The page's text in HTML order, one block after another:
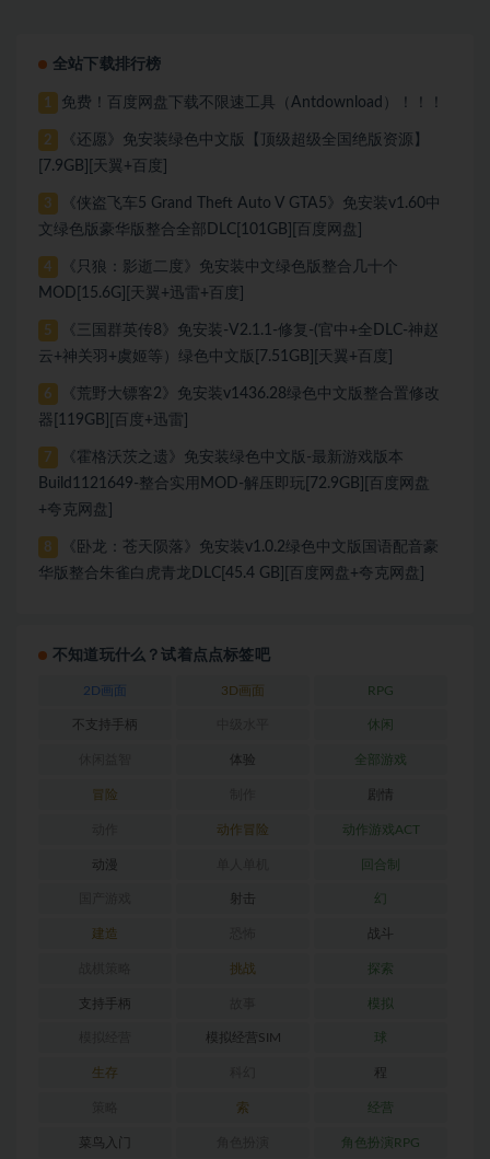
全站下载排行榜
1 免费！百度网盘下载不限速工具（Antdownload）！！！
2
《还愿》免安装绿色中文版【顶级超级全国绝版资源】
[7.9GB][天翼+百度]
3
《侠盗飞车5 Grand Theft Auto V GTA5》免安装v1.60中
文绿色版豪华版整合全部DLC[101GB][百度网盘]
4
《只狼：影逝二度》免安装中文绿色版整合几十个
MOD[15.6G][天翼+迅雷+百度]
5
《三国群英传8》免安装-V2.1.1-修复-(官中+全DLC-神赵
云+神关羽+虞姬等）绿色中文版[7.51GB][天翼+百度]
6
《荒野大镖客2》免安装v1436.28绿色中文版整合置修改
器[119GB][百度+迅雷]
7
《霍格沃茨之遗》免安装绿色中文版-最新游戏版本
Build1121649-整合实用MOD-解压即玩[72.9GB][百度网盘
+夸克网盘]
8
《卧龙：苍天陨落》免安装v1.0.2绿色中文版国语配音豪
华版整合朱雀白虎青龙DLC[45.4 GB][百度网盘+夸克网盘]
不知道玩什么？试着点点标签吧
2D画面 3D画面 RPG
不支持手柄 休闲
体验 全部游戏
冒险 剧情
动作冒险 动作游戏ACT
动漫 回合制
射击 幻
建造 战斗
挑战 探索
支持手柄 模拟
模拟经营SIM 球
生存 程
索 经营
菜鸟入门 角色扮演RPG